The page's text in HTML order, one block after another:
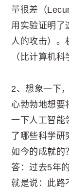
量很差（
用实验证明了
人的攻击）。
（比计算机
2、想象一下
心勃勃地想要
一下人工智能
了哪些科学研
如今的成就的？
答：过去5年
就是说：此路